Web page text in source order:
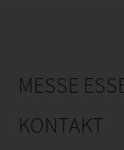
Hauptworte für
international
MESSE
KONTAKT